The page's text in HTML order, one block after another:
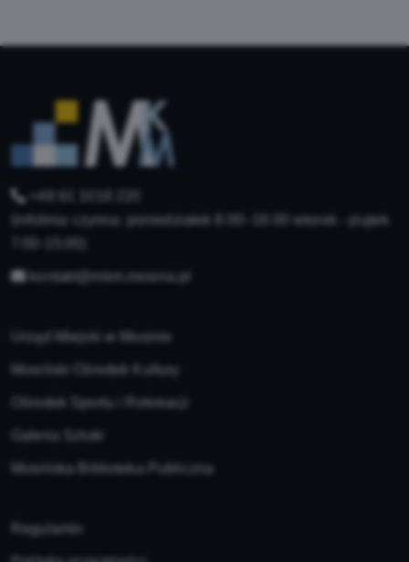
+48 61 1018 220
(infolinia czynna: poniedziałek 8:00–16:00 wtorek - piątek
kontakt@mkm.mosina.pl
Urząd Miejski w Mosinie
Mosiński Ośrodek Kultury
Ośrodek Sportu i Rekreacji
Galeria Sztuki
Mosińska Biblioteka Publiczna
Regulamin